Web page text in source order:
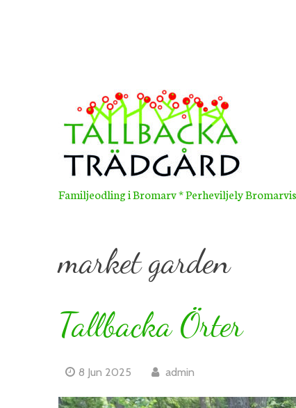
Familjeodling i Bromarv * Perheviljely
market garden
Tallbacka Örter
8 Jun 2025 admin